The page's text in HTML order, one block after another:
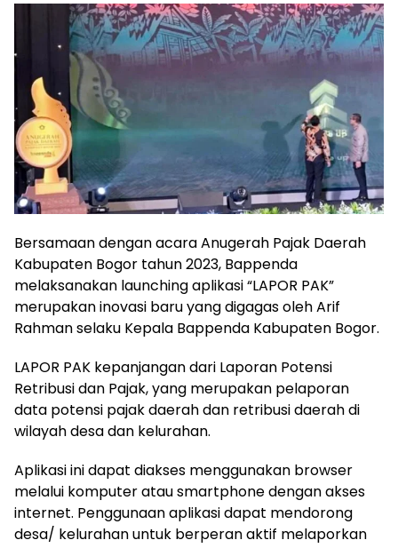
Bersamaan dengan acara Anugerah Pajak Daerah
Kabupaten Bogor tahun 2023, Bappenda
melaksanakan launching aplikasi “LAPOR PAK”
merupakan inovasi baru yang digagas oleh Arif
Rahman selaku Kepala Bappenda Kabupaten Bogor.
LAPOR PAK kepanjangan dari Laporan Potensi
Retribusi dan Pajak, yang merupakan pelaporan
data potensi pajak daerah dan retribusi daerah di
wilayah desa dan kelurahan.
Aplikasi ini dapat diakses menggunakan browser
melalui komputer atau smartphone dengan akses
internet. Penggunaan aplikasi dapat mendorong
desa/ kelurahan untuk berperan aktif melaporkan